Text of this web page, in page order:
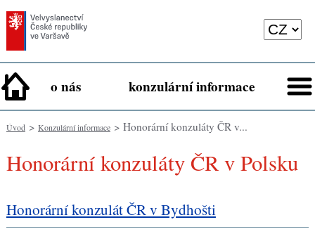
o nás konzulární informace
Úvod> Konzulární informace> Honorární konzuláty ČR v...
Honorární konzuláty ČR v Polsku
Honorární konzulát ČR v Bydhošti